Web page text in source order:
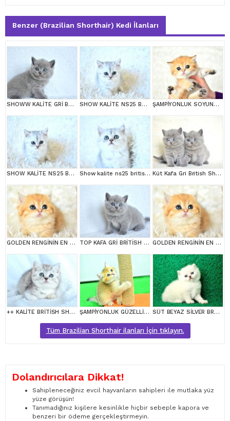
Benzer (Brazilian Shorthair) Kedi İlanları
SHOWW KALİTE GRİ BRİTİSH SHORTHAİR YAVRUMUZ SHOW KALİTE NS25 BRİTİSH SHORTHAİR YAVRUMUZ DİŞİ ŞAMPİYONLUK SOYUNDAN NY11 GOLDEN BRİTİSH SHORTHAİR
SHOW KALİTE NS25 BRİTİSH SHORTHAİR YAVRUMUZ DİŞİ Show kalite ns25 british shorthair yavrumuz Küt Kafa Gri British Shorthair
GOLDEN RENGİNİN EN GÜZEL TONU NY11 BRİTİSH SHORTHAİR TOP KAFA GRİ BRİTİSH SHORTHAİR YAVRUMUZ GOLDEN RENGİNİN EN GÜZEL TONU NY11 BRİTİSH SHORTHAİR
++ KALİTE BRİTİSH SHORTHAİR ŞAMPİYONLUK GÜZELLİĞİNDE NY12 GOLDEN BRİTİSH SHORTHAİR SÜT BEYAZ SİLVER BRTİSH SHORTHAİR NS1133
Tüm Brazilian Shorthair ilanları İçin tıklayın.
Dolandırıcılara Dikkat!
Sahipleneceğiniz evcil hayvanların sahipleri ile mutlaka yüz
yüze görüşün!
Tanımadığınız kişilere kesinlikle hiçbir sebeple kapora ve
benzeri bir ödeme gerçekleştirmeyin.